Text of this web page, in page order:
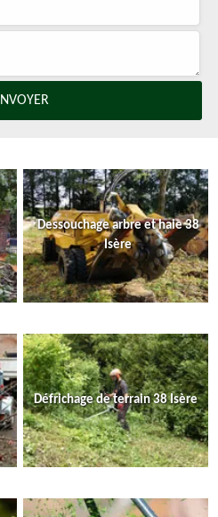
Dessouchage arbre et haie 38
Isère
Défrichage de terrain 38 Isère